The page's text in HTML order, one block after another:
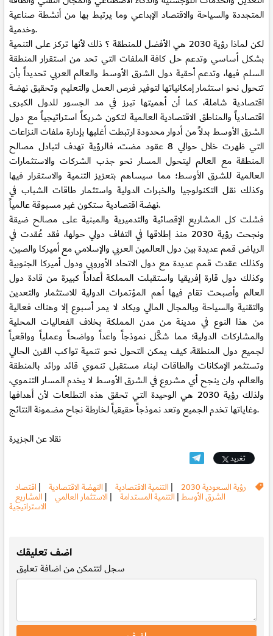
المتجددة والسياحة والاقتصاد الإبداعي وما يرتبط بها من أنشطة صناعية
وخدمية.
لكن لماذا رؤية 2030 هي الأفضل للمنطقة ؟ ذلك لأنها تركز على التنمية
بشكل أساسي وتدعم حل كافة الملفات التي تحد من استقرار المنطقة
السلم فيها، وتدعم أحقية دول الشرق الأوسط والعالم العربي تحديداً بأن
تتحول نحو استثمار إمكانياتها لتوفير فرص العمل والتعليم وتحقيق نهضة
اقتصادية شاملة، كما أن أهميتها تبرز في مد الجسور للدول الكبرى
اقتصادياً والمناطق الاقتصادية العالمية لتكون شريكاً استراتيجياً مع دول
الشرق الأوسط بدلاً من أدوار محدودة ارتبطت أغلبها بإدارة ملفات النزاعات
التي ظهرت خلال حوالي 8 عقود مضت، فالرؤية تهدف لتبادل مصالح
المنطقة مع العالم ليتحول المسار نحو جذب الشركات والاستثمارات
العالمية للشرق الأوسط؛ مما سيساهم بتعزيز التنمية والاستقرار فيها
وكذلك نقل التكنولوجيا والخبرات الدولية واستثمار طاقات الشباب في
نهضة اقتصادية ستكون غير مسبوقة عالمياً.
فشلت كل المشاريع الإقصائية والتدميرية والمبنية على مصالح ضيقة
ونجحت رؤية 2030 منذ إطلاقها في التفاف دولي حولها، فقد عُقدت في
الرياض قمم عديدة بين دول العالمين العربي والإسلامي مع أميركا والصين،
وكذلك عقدت قمم عديدة مع دول الاتحاد الأوروبي ودول أميركا الجنوبية
وكذلك دول قارة إفريقيا واستقبلت المملكة أعداداً كبيرة من قادة دول
العالم وأصبحت تقام فيها أهم المؤتمرات الدولية للاستثمار والتعدين
والتقنية والسياحة وبالمجال المالي ويكاد لا يمر أسبوع إلا وهناك فعالية
من هذا النوع في مدينة من مدن المملكة بخلاف الفعاليات المحلية
والمشاركات الدولية؛ مما شكَّل نموذجاً واعداً وواضحاً وعملياً وواقعياً
لجميع دول المنطقة، كيف يمكن التحول نحو تنمية تواكب القرن الحالي
وتستثمر الإمكانات والطاقات لبناء مستقبل تنموي قائد ورائد بالمنطقة
والعالم، ولن ينجح أي مشروع في الشرق الأوسط لا يخدم المسار التنموي،
ولذلك رؤية 2030 هي الوحيدة التي تحقق هذه التطلعات لأن أهدافها
وغاياتها تخدم الجميع وتعد نموذجاً حقيقياً لخارطة نجاح مضمونة النتائج.
نقلا عن الجزيرة
تغريد
رؤية السعودية 2030 | التنمية الاقتصادية | النهضة الاقتصادية | اقتصاد
الشرق الأوسط | التنمية المستدامة | الاستثمار العالمي | المشاريع
الاستراتيجية
اضف تعليقك
سجللتتمكن من اضافة تعليق